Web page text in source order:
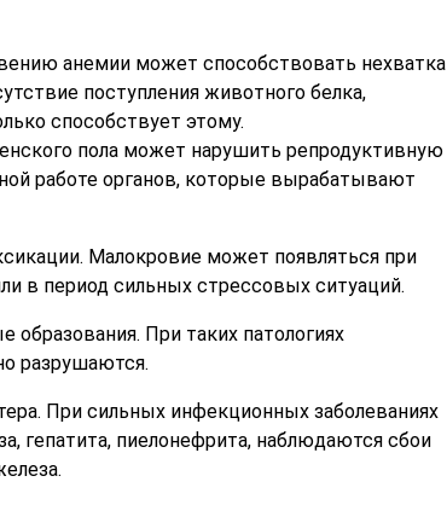
анемии может способствовать нехватка
поступления животного белка,
способствует этому.
пола может нарушить репродуктивную
работе органов, которые вырабатывают
Малокровие может появляться при
в период сильных стрессовых ситуаций.
образования. При таких патологиях
разрушаются.
При сильных инфекционных заболеваниях
гепатита, пиелонефрита, наблюдаются сбои